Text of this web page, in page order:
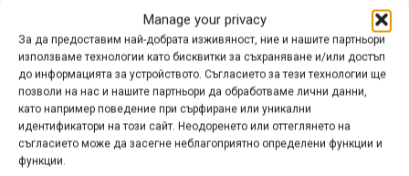
Manage your privacy
За да предоставим най-добрата изживяност, ние и нашите партньори
използваме технологии като бисквитки за съхраняване и/или достъп
до информацията за устройството. Съгласието за тези технологии ще
позволи на нас и нашите партньори да обработваме лични данни,
като например поведение при сърфиране или уникални
идентификатори на този сайт. Неодоренето или оттеглянето на
съгласието може да засегне неблагоприятно определени функции и
функции.
своя собствен канал в YouTube
, който вече ще
е посветен на различни приключения сред природата,
включващи, разбира се, планинско колоездене, но също
така и мотоциклети и офроуд. Това горе е
встъпителното видео – ако ви е интересна тематиката,
следете канала!